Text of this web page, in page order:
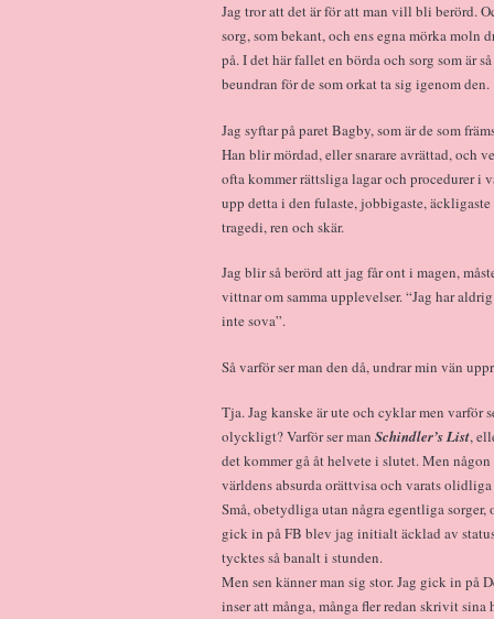
Jag tror att det är för att man vill bli berörd.
sorg, som bekant, och ens egna mörka moln
på. I det här fallet en börda och sorg som är
beundran för de som orkat ta sig igenom den.
Jag syftar på paret Bagby, som är de som
Han blir mördad, eller snarare avrättad, och
ofta kommer rättsliga lagar och procedurer i
upp detta i den fulaste, jobbigaste,
tragedi, ren och skär.
Jag blir så berörd att jag får ont i magen,
vittnar om samma upplevelser. “Jag har
inte sova”.
Så varför ser man den då, undrar min vän
Tja. Jag kanske är ute och cyklar men varför
olyckligt? Varför ser man Schindler’s List,
det kommer gå åt helvete i slutet. Men
världens absurda orättvisa och varats
Små, obetydliga utan några egentliga
gick in på FB blev jag initialt äcklad av
tycktes så banalt i stunden.
Men sen känner man sig stor. Jag gick in på
inser att många, många fler redan skrivit